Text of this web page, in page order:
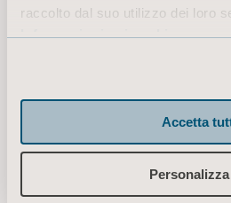
raccolto dal suo utilizzo dei loro
Informazioni sui cookie
Accetta
Personalizza